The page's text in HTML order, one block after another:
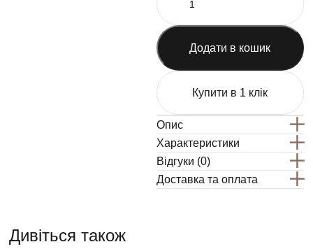
Додати в кошик
Купити в 1 клік
Опис
Характеристики
Відгуки (0)
Доставка та оплата
Дивіться також